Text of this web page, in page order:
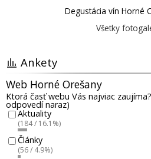
Degustácia vín Horné
Všetky
Ankety
Web Horné Orešany
Ktorá časť webu Vás najviac
odpovedí naraz)
Aktuality
(184 / 16.1%)
Články
(56 / 4.9%)